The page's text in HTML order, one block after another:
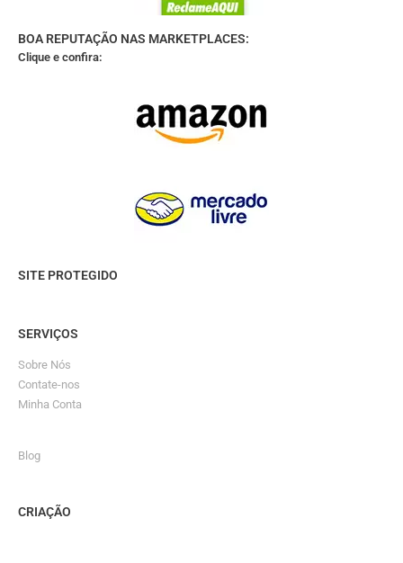
BOA REPUTAÇÃO NAS MARKETPLACES:
Clique e confira:
SITE PROTEGIDO
SERVIÇOS
Sobre Nós
Contate-nos
Minha Conta
Blog
CRIAÇÃO